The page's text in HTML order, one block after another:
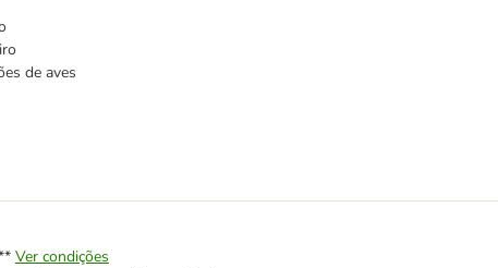
de aves
Ver condições